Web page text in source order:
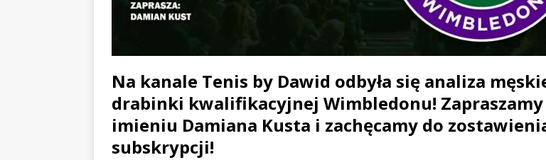
Na kanale Tenis by Dawid odbyła się analiza
drabinki kwalifikacyjnej Wimbledonu!
imieniu Damiana Kusta i zachęcamy do
subskrypcji!